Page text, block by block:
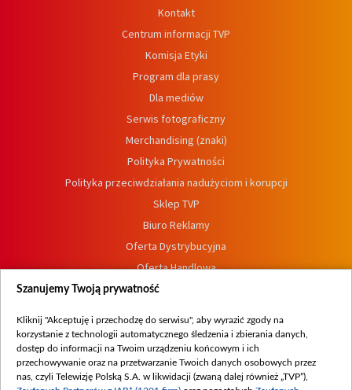
Kontakt
Centrum informacji TVP
Komisja Etyki
Program dla prasy
Dla mediów
Serwis fotograficzny
Merchandising (znaki)
Polityka Prywatności
Polityka przeciwdziałania nadużyciom i korupcji
Sklep TVP
Biuro Reklamy
Oferta Dystrybucyjna
Oferta Handlowa
Dostępność
Procedura zgłoszeń wewnętrznych
Szanujemy Twoją prywatność
Kliknij "Akceptuję i przechodzę do serwisu", aby wyrazić zgody na
korzystanie z technologii automatycznego śledzenia i zbierania danych,
dostęp do informacji na Twoim urządzeniu końcowym i ich
przechowywanie oraz na przetwarzanie Twoich danych osobowych przez
nas, czyli Telewizję Polską S.A. w likwidacji (zwaną dalej również „TVP”),